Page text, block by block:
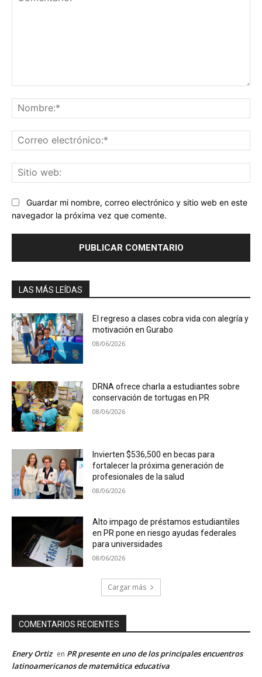
Guardar mi nombre, correo electrónico y sitio web en este
navegador la próxima vez que comente.
LAS MÁS LEÍDAS
El regreso a clases cobra vida con alegría y
motivación en Gurabo
08/06/2026
DRNA ofrece charla a estudiantes sobre
conservación de tortugas en PR
08/06/2026
Invierten $536,500 en becas para
fortalecer la próxima generación de
profesionales de la salud
08/06/2026
Alto impago de préstamos estudiantiles
en PR pone en riesgo ayudas federales
para universidades
08/06/2026
Cargar más
COMENTARIOS RECIENTES
Enery Ortiz en PR presente en uno de los principales encuentros
latinoamericanos de matemática educativa